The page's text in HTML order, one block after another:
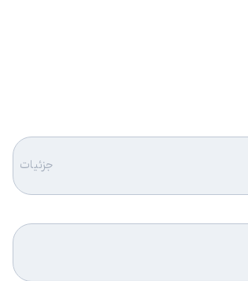
جزئیات